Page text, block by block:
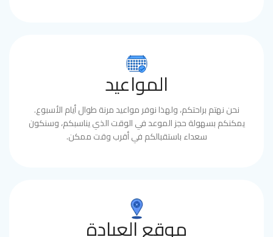
المواعيد
نحن نهتم براحتكم، ولهذا نوفر مواعيد مرنة طوال أيام الأسبوع.
يمكنكم بسهولة حجز الموعد في الوقت الذي يناسبكم، وسنكون
سعداء باستقبالكم في أقرب وقت ممكن.
موقع العيادة